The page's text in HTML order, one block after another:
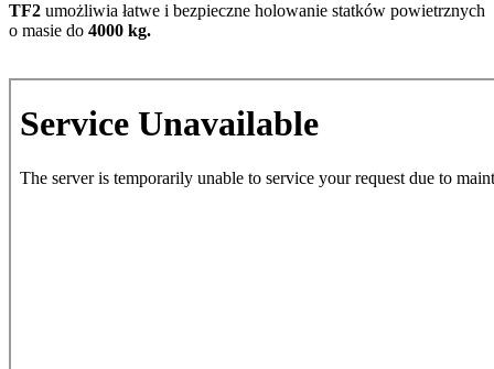
TF2 umożliwia łatwe i bezpieczne holowanie statków powietrznych
o masie do 4000 kg.